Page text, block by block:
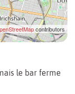
contributors
le bar ferme